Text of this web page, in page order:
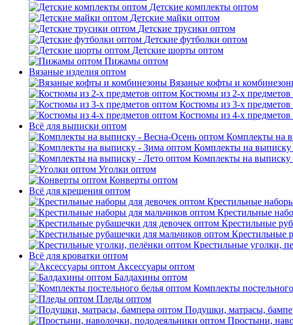
Детские комплекты оптом
Детские майки оптом
Детские трусики оптом
Детские футболки оптом
Детские шорты оптом
Пижамы оптом
Вязаные изделия оптом
Вязаные кофты и
Костюмы из 2-х предметов
Костюмы из 3-х предметов
Костюмы из 4-х предметов
Всё для выписки оптом
Комплекты на
Комплекты на
Комплекты на выписку
Уголки оптом
Конверты оптом
Всё для крещения оптом
Крестильные
Крестильные
Крестильные
Крестильные
Крестильные уголки,
Всё для кроватки оптом
Аксессуары оптом
Балдахины оптом
Комплекты
Пледы оптом
Подушки, матрасы,
Простыни,